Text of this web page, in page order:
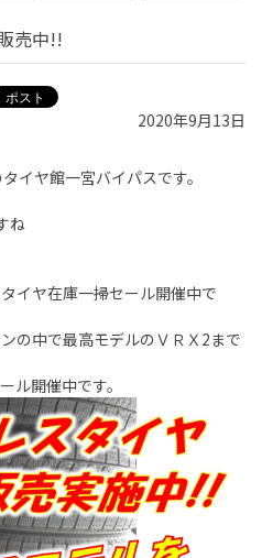
売中!!
2020年9月13日
イヤ館一宮バイパスです。
ね
イヤ在庫一掃セール開催中で
の中で最高モデルのＶＲＸ2まで
ル開催中です。